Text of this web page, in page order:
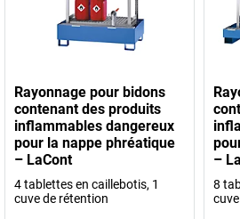
Rayonnage pour bidons
contenant des produits
inflammables dangereux
pour la nappe phréatique
– LaCont
4 tablettes en caillebotis, 1
cuve de rétention
–
8